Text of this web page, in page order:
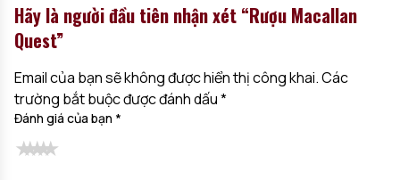
kế tỉ mỉ, chỉn chu khiến người ta mê mẩn. Quý khách đang
muôn sở hữu chai rượu? Ghé ngay
đơn nhé.
Hãy là người đầu tiên nhận xét “Rượu Macallan
Quest”
Email của bạn sẽ không được hiển thị công khai.Các
trường bắt buộc được đánh dấu*
Đánh giá của bạn *